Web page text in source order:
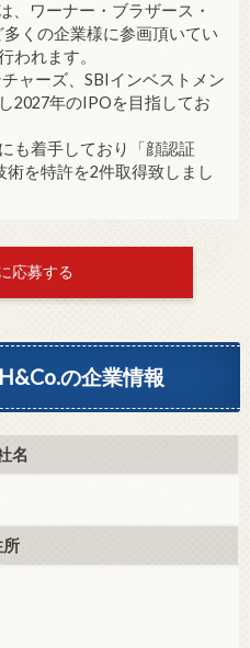
、ワーナー・ブラザース・
くの企業様に参画頂いてい
われます。
ャーズ、SBIインベストメン
2027年のIPOを目指してお
も着手しており「顔認証
を特許を2件取得致しまし
応募する
の企業情報
名
所